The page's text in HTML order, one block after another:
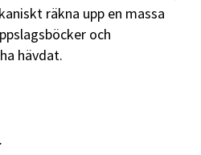
räkna upp en massa
och
hävdat.